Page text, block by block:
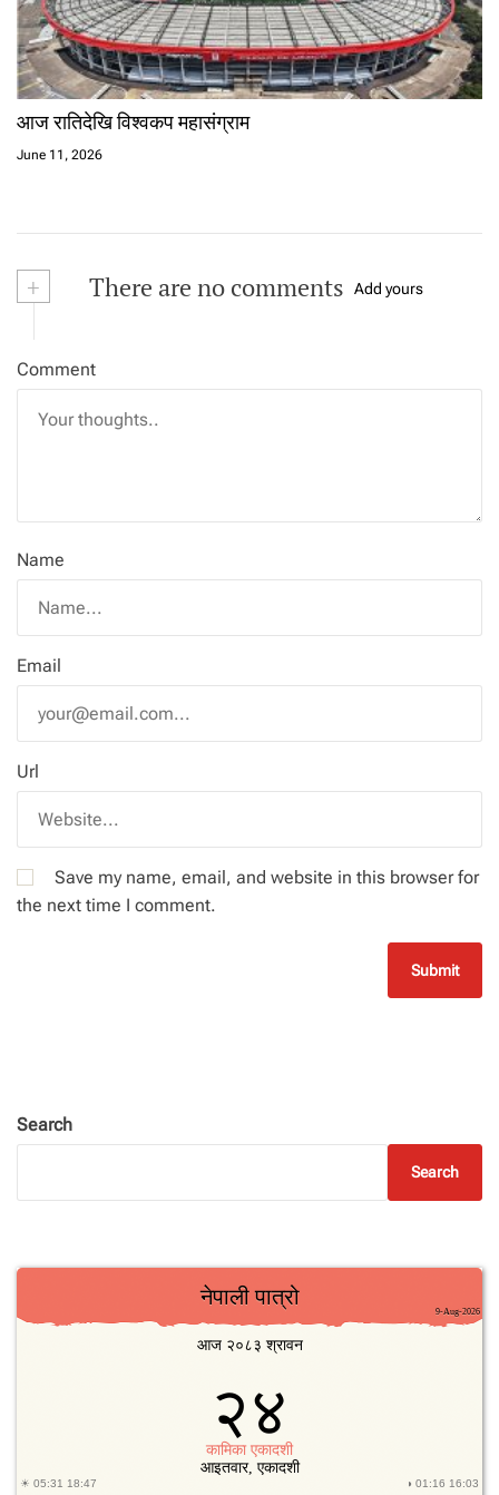
आज रातिदेखि विश्वकप महासंग्राम
June 11, 2026
+ There are no comments Add yours
Comment
Name
Email
Url
Save my name, email, and website in this browser for
the next time I comment.
Search
Search